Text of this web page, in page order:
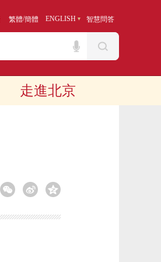
繁體/簡體 ENGLISH 智慧問答
走進北京